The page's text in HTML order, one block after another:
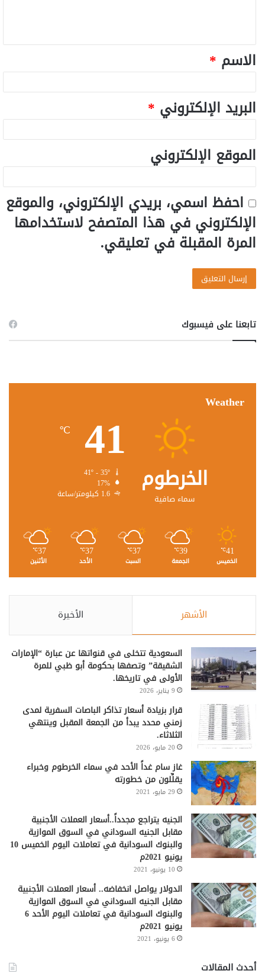
الاسم *
البريد الإلكتروني *
الموقع الإلكتروني
احفظ اسمي، بريدي الإلكتروني، والموقع
الإلكتروني في هذا المتصفح لاستخدامها
المرة المقبلة في تعليقي.
تابعنا على فيسبوك
Weather
الخرطوم
سماء صافية
41
℃
17%
1.6 كيلومتر/ساعة
41
℃
الخميس
39
℃
الجمعة
37
℃
السبت
37
℃
الأحد
37
℃
الأثنين
الأشهر الأخيرة
السعودية تتخلى في قنواتها عن عبارة “الإمارات
الشقيقة” وتصفها بحكومة أبو ظبي للمرة
الأولى في تاريخها.
9 يناير، 2026
قرار بزيادة أسعار تذاكر الباصات السفرية لمدى
زمني محدد يبدأ من الجمعة المقبل وينتهي
الثلاثاء.
20 مايو، 2026
غاز سام غداً الأحد في سماء الخرطوم وخبراء
يقلِّلون من خطورته
29 مايو، 2021
الجنيه يتراجع مجدداً..أسعار العملات الأجنبية
مقابل الجنيه السوداني في السوق الموازية
والبنوك السودانية في تعاملات اليوم الخميس 10
يونيو 2021م
10 يونيو، 2021
الدولار يواصل انخفاضه.. أسعار العملات الأجنبية
مقابل الجنيه السوداني في السوق الموازية
والبنوك السودانية في تعاملات اليوم الأحد 6
يونيو 2021م
6 يونيو، 2021
أحدث المقالات